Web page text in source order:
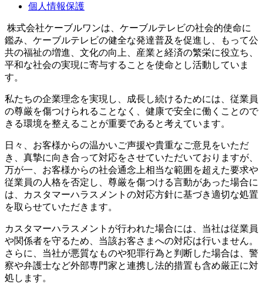
個人情報保護
株式会社ケーブルワンは、ケーブルテレビの社会的使命に
鑑み、ケーブルテレビの健全な発達普及を促進し、もって公
共の福祉の増進、文化の向上、産業と経済の繁栄に役立ち、
平和な社会の実現に寄与することを使命とし活動していま
す。
私たちの企業理念を実現し、成長し続けるためには、従業員
の尊厳を傷つけられることなく、健康で安全に働くことので
きる環境を整えることが重要であると考えています。
日々、お客様からの温かいご声援や貴重なご意見をいただ
き、真摯に向き合って対応をさせていただいておりますが、
万が一、お客様からの社会通念上相当な範囲を超えた要求や
従業員の人格を否定し、尊厳を傷つける言動があった場合に
は、カスタマーハラスメントの対応方針に基づき適切な処置
を取らせていただきます。
カスタマーハラスメントが行われた場合には、当社は従業員
や関係者を守るため、当該お客さまへの対応は行いません。
さらに、当社が悪質なものや犯罪行為と判断した場合は、警
察や弁護士など外部専門家と連携し法的措置も含め厳正に対
処します。